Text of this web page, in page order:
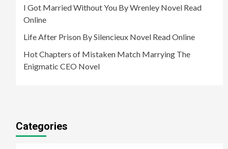
I Got Married Without You By Wrenley Novel Read
Online
Life After Prison By Silencieux Novel Read Online
Hot Chapters of Mistaken Match Marrying The
Enigmatic CEO Novel
Categories